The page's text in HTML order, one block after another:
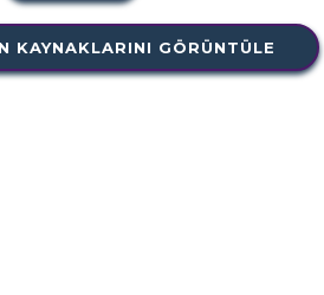
KAYNAKLARINI GÖRÜNTÜLE